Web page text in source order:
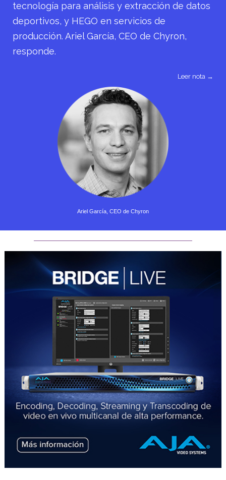
tecnología para análisis y extracción de datos
deportivos, y HEGO en servicios de
producción. Ariel García, CEO de Chyron,
responde.
Leer nota →
Ariel García, CEO de Chyron